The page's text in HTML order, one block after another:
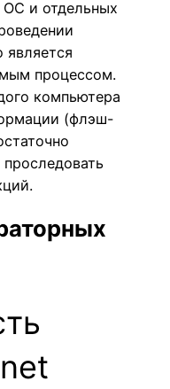
ОС и отдельных
является
процессом.
компьютера
(флэш-